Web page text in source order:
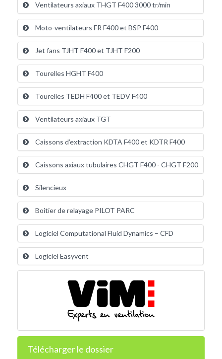
Ventilateurs axiaux THGT F400 3000 tr/min
Moto-ventilateurs FR F400 et BSP F400
Jet fans TJHT F400 et TJHT F200
Tourelles HGHT F400
Tourelles TEDH F400 et TEDV F400
Ventilateurs axiaux TGT
Caissons d’extraction KDTA F400 et KDTR F400
Caissons axiaux tubulaires CHGT F400 - CHGT F200
Silencieux
Boitier de relayage PILOT PARC
Logiciel Computational Fluid Dynamics – CFD
Logiciel Easyvent
Télécharger le dossier